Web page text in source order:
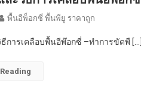
พื้นอีพ็อกซี่ พื้นพียู ราคาถูก
การเคลือบพื้นอีพ๊อกซี่ –ทำการขัดพื […]